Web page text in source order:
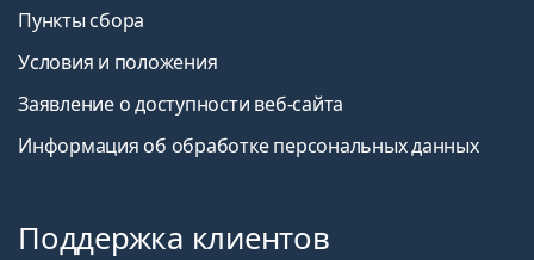
Пункты сбора
Условия и положения
Заявление о доступности веб-сайта
Информация об обработке персональных данных
Поддержка клиентов